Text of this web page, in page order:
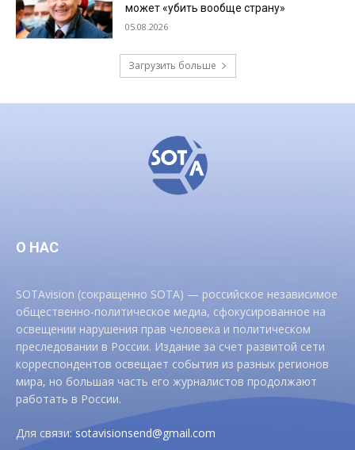
может «убить вообще страну»
05.08.2026
Загрузить больше
О НАС
SOTAvision (сокращенно SOTA) — российское независимое
общественно-политическое медиа, сфокусированное на
освещении нарушения прав человека и политическом
преследовании в России. Издание за счет развитой сети
корреспондентов освещает события из разных регионов
мира, но большая часть его журналистов продолжают
работать в России.
Для связи:sotavisionsend@gmail.com